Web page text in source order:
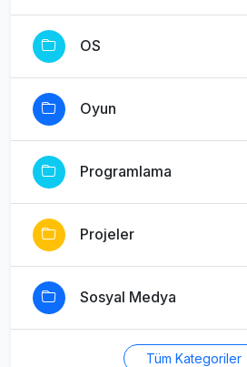
OS
Oyun
Programlama
Projeler
Sosyal Medya
Tüm Kategoriler